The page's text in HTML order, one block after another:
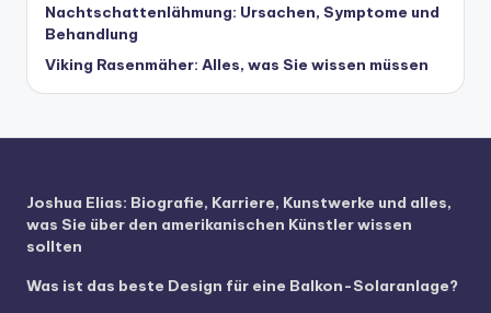
Nachtschattenlähmung: Ursachen, Symptome und
Behandlung
Viking Rasenmäher: Alles, was Sie wissen müssen
Joshua Elias: Biografie, Karriere, Kunstwerke und alles,
was Sie über den amerikanischen Künstler wissen
sollten
Was ist das beste Design für eine Balkon-Solaranlage?